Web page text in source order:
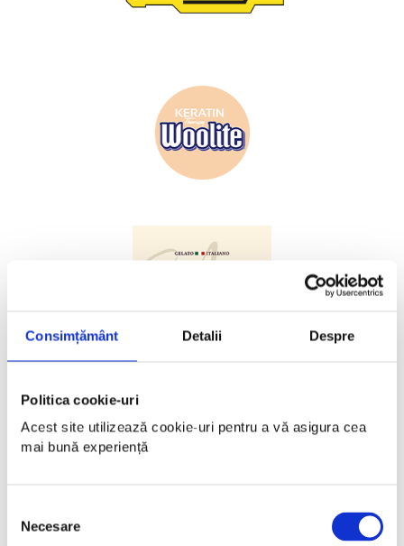
Consimțământ Detalii Despre
Politica cookie-uri
Acest site utilizează cookie-uri pentru a vă asigura cea
mai bună experiență
consimțământului
Necesare